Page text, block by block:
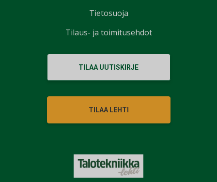
TILAA UUTISKIRJE
TILAA LEHTI
Tietosuoja
Tilaus- ja toimitusehdot